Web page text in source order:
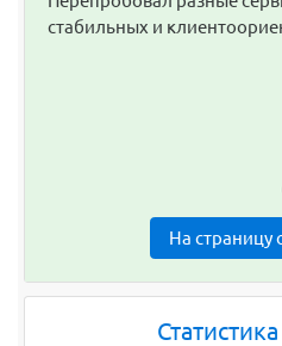
стабильных и
На страницу